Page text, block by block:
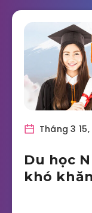
Tháng 3
Du học
khó